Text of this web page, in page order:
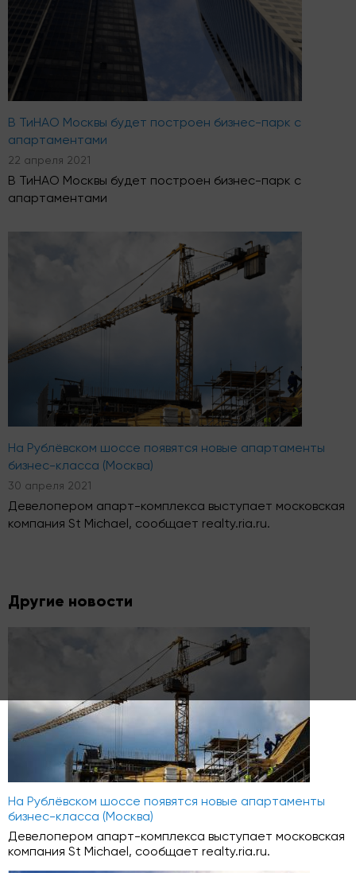
В ТиНАО Москвы будет построен бизнес-парк с
апартаментами
22 апреля 2021
В ТиНАО Москвы будет построен бизнес-парк с
апартаментами
На Рублёвском шоссе появятся новые апартаменты
бизнес-класса (Москва)
30 апреля 2021
Девелопером апарт-комплекса выступает московская
компания St Michael, сообщает realty.ria.ru.
Другие новости
На Рублёвском шоссе появятся новые апартаменты
бизнес-класса (Москва)
Девелопером апарт-комплекса выступает московская
компания St Michael, сообщает realty.ria.ru.